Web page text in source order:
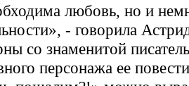
любовь, но и
- говорила
со знаменитой
персонажа ее